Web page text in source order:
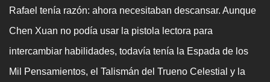
Rafael tenía razón: ahora necesitaban descansar. Aunque
Chen Xuan no podía usar la pistola lectora para
intercambiar habilidades, todavía tenía la Espada de los
Mil Pensamientos, el Talismán del Trueno Celestial y la